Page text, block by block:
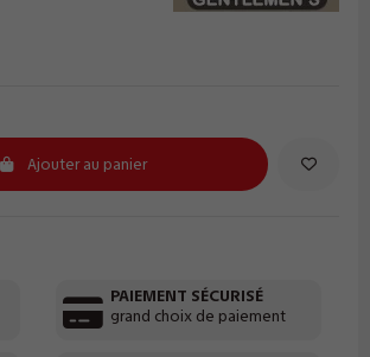
Ajouter au panier
PAIEMENT SÉCURISÉ
grand choix de paiement